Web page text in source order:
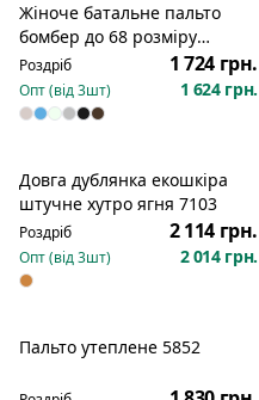
Жіноче батальне пальто
бомбер до 68 розміру
кашемір твід діагональ
комір стійка кармани 2566
Роздріб 1 724 грн.
Опт (від3шт) 1 624 грн.
Довга дублянка екошкіра
штучне хутро ягня 7103
Роздріб 2 114 грн.
Опт (від3шт) 2 014 грн.
Пальто утеплене 5852